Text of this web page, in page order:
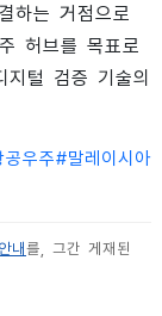
하는 거점으로
허브를 목표로
털 검증 기술의
공우주#말레이시아
내를, 그간 게재된